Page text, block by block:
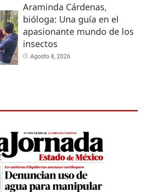
Araminda Cárdenas,
bióloga: Una guía en el
apasionante mundo de los
insectos
Agosto 8, 2026